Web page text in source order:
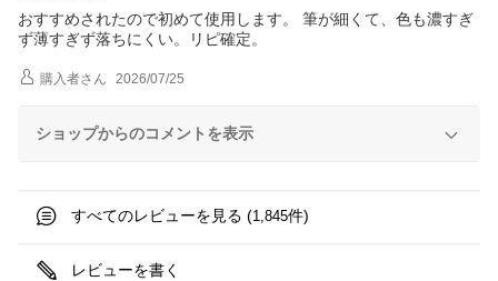
おすすめされたので初めて使用します。 筆が細くて、色も濃すぎ
ず薄すぎず落ちにくい。リピ確定。
購入者さん 2026/07/25
ショップからのコメントを表示
すべてのレビューを見る (1,845件)
レビューを書く